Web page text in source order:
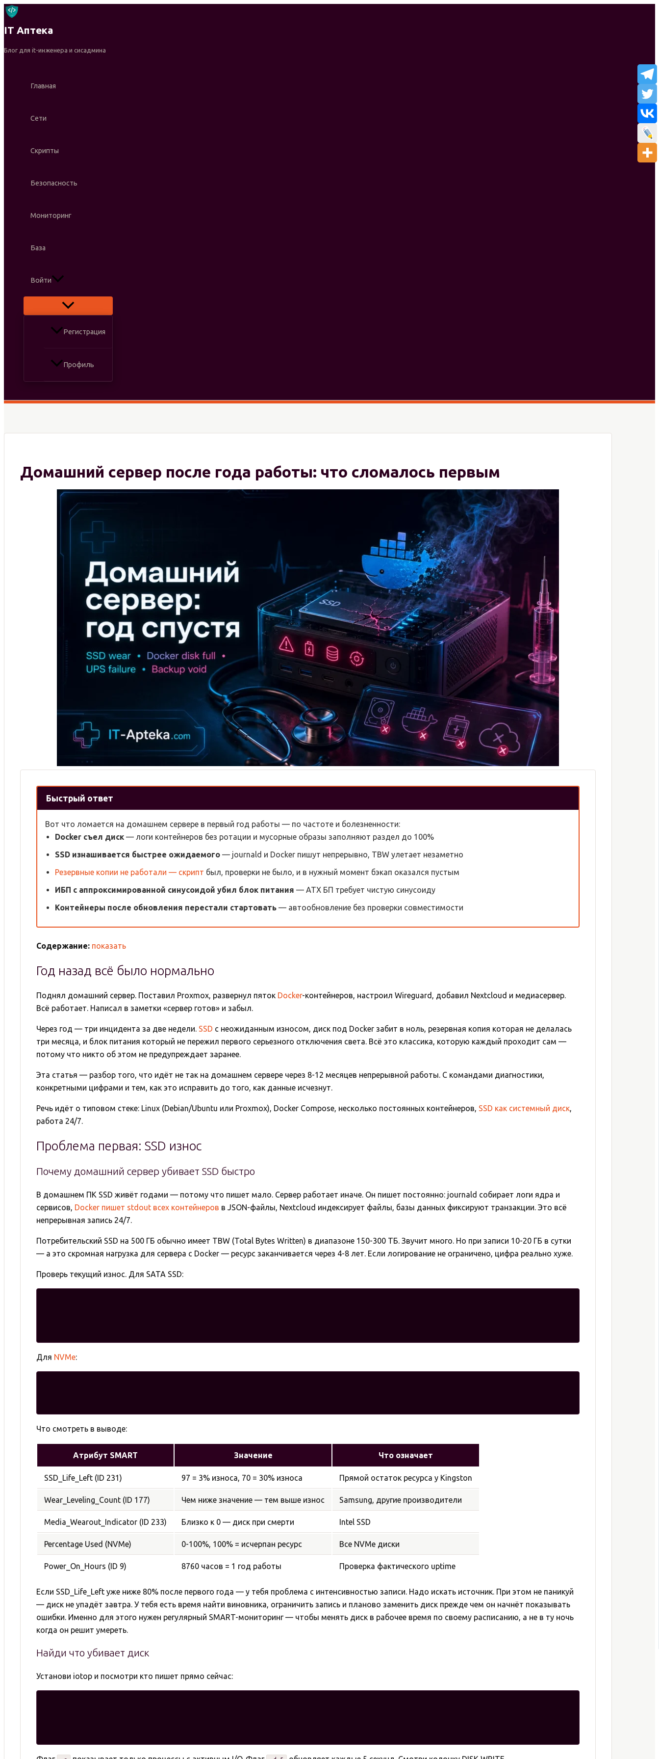
Перейти
содержимому
IT Аптека
Блог для it-инженера и сисадмина
Главная
Сети
Скрипты
Безопасность
Мониторинг
База
Войти
Регистрация
Профиль
Домашний сервер после года работы: что сломалось первым
Быстрый ответ
Вот что ломается на домашнем сервере в первый год работы — по частоте и болезненности:
Docker съел диск — логи контейнеров без ротации и мусорные образы заполняют раздел до 100%
SSD изнашивается быстрее ожидаемого — journald и Docker пишут непрерывно, TBW улетает незаметно
Резервные копии не работали — скрипт был, проверки не было, и в нужный момент бэкап оказался пустым
ИБП с аппроксимированной синусоидой убил блок питания — ATX БП требует чистую синусоиду
Контейнеры после обновления перестали стартовать — автообновление без проверки совместимости
Содержание: показать
Год назад всё было нормально
Поднял домашний сервер. Поставил Proxmox, развернул пяток Docker-контейнеров, настроил Wireguard, добавил Nextcloud и медиасервер.
Всё работает. Написал в заметки «сервер готов» и забыл.
Через год — три инцидента за две недели. SSD с неожиданным износом, диск под Docker забит в ноль, резервная копия которая не делалась
три месяца, и блок питания который не пережил первого серьезного отключения света. Всё это классика, которую каждый проходит сам —
потому что никто об этом не предупреждает заранее.
Эта статья — разбор того, что идёт не так на домашнем сервере через 8-12 месяцев непрерывной работы. С командами диагностики,
конкретными цифрами и тем, как это исправить до того, как данные исчезнут.
Речь идёт о типовом стеке: Linux (Debian/Ubuntu или Proxmox), Docker Compose, несколько постоянных контейнеров, SSD как системный диск,
работа 24/7.
Проблема первая: SSD износ
Почему домашний сервер убивает SSD быстро
В домашнем ПК SSD живёт годами — потому что пишет мало. Сервер работает иначе. Он пишет постоянно: journald собирает логи ядра и
сервисов, Docker пишет stdout всех контейнеров в JSON-файлы, Nextcloud индексирует файлы, базы данных фиксируют транзакции. Это всё
непрерывная запись 24/7.
Потребительский SSD на 500 ГБ обычно имеет TBW (Total Bytes Written) в диапазоне 150-300 ТБ. Звучит много. Но при записи 10-20 ГБ в сутки
— а это скромная нагрузка для сервера с Docker — ресурс заканчивается через 4-8 лет. Если логирование не ограничено, цифра реально хуже.
Проверь текущий износ. Для SATA SSD:
Для NVMe:
Что смотреть в выводе:
Атрибут SMART Значение Что означает
SSD_Life_Left (ID 231) 97 = 3% износа, 70 = 30% износа Прямой остаток ресурса у Kingston
Wear_Leveling_Count (ID 177) Чем ниже значение — тем выше износ Samsung, другие производители
Media_Wearout_Indicator (ID 233) Близко к 0 — диск при смерти Intel SSD
Percentage Used (NVMe) 0-100%, 100% = исчерпан ресурс Все NVMe диски
Power_On_Hours (ID 9) 8760 часов = 1 год работы Проверка фактического uptime
Если SSD_Life_Left уже ниже 80% после первого года — у тебя проблема с интенсивностью записи. Надо искать источник. При этом не паникуй
— диск не упадёт завтра. У тебя есть время найти виновника, ограничить запись и планово заменить диск прежде чем он начнёт показывать
ошибки. Именно для этого нужен регулярный SMART-мониторинг — чтобы менять диск в рабочее время по своему расписанию, а не в ту ночь
когда он решит умереть.
Найди что убивает диск
Установи iotop и посмотри кто пишет прямо сейчас: